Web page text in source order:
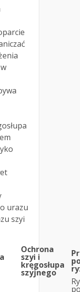
urazu
szyi
Ochrona
szyi i
kręgosłupa
szyjnego